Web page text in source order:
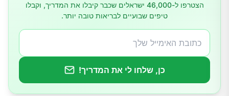
לנהל לחץ זה פתרון אפשרי ואפקטיבי
ארבעה דרכים להילחם בלחץ ולשפר את הבריאות
שלכם
הצטרפו ל-46,000 ישראלים שכבר קיבלו את המדריך, וקבלו
טיפים שבועיים לבריאות טובה יותר.
כן, שלחו לי את המדריך!